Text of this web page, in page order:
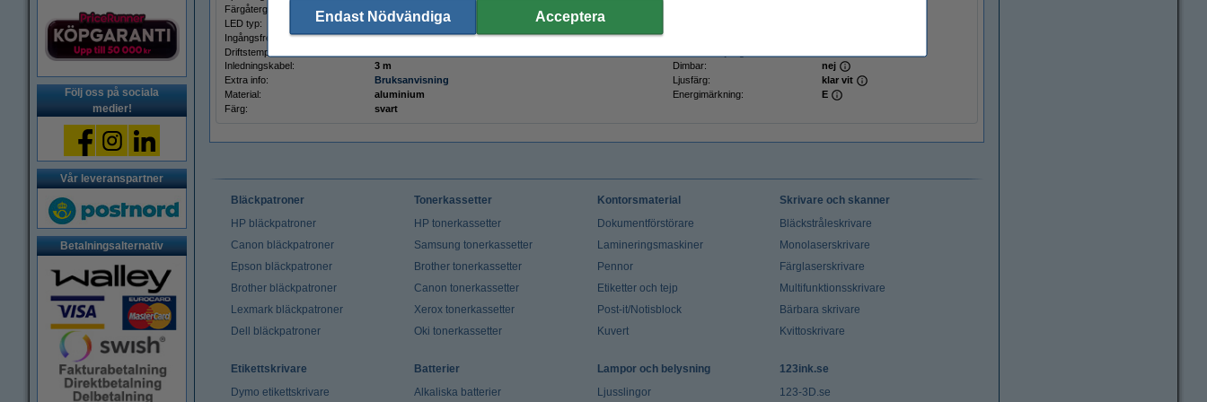
Följ oss på sociala
medier!
Vår leveranspartner
Betalningsalternativ
Färgåtergivning:
Ra> 80
LED typ:
2835
Ingångsfrekvens:
50-60Hz
Driftstemperatur:
Inledningskabel:
3 m Dimbar:
nej
Extra info:
Bruksanvisning Ljusfärg:
klar vit
Material:
aluminium Energimärkning:
E
Färg:
svart
Bläckpatroner
HP bläckpatroner
Canon bläckpatroner
Epson bläckpatroner
Brother bläckpatroner
Lexmark bläckpatroner
Dell bläckpatroner
Tonerkassetter
HP tonerkassetter
Samsung tonerkassetter
Brother tonerkassetter
Canon tonerkassetter
Xerox tonerkassetter
Oki tonerkassetter
Kontorsmaterial
Dokumentförstörare
Lamineringsmaskiner
Pennor
Etiketter och tejp
Post-it/Notisblock
Kuvert
Skrivare och skanner
Bläckstråleskrivare
Monolaserskrivare
Färglaserskrivare
Multifunktionsskrivare
Bärbara skrivare
Kvittoskrivare
Etikettskrivare
Dymo etikettskrivare
Batterier
Alkaliska batterier
Lampor och belysning
Ljusslingor
123ink.se
123-3D.se
Endast Nödvändiga Acceptera